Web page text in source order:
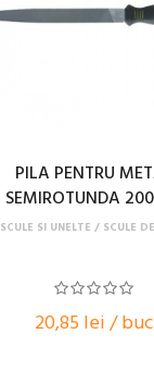
PILA PENTRU
SEMIROTUNDA
20,85 lei / buc
SCULE SI UNELTE SCULE